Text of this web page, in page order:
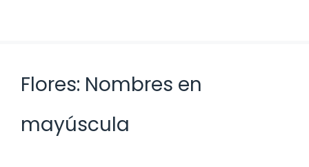
Flores: Nombres en
mayúscula